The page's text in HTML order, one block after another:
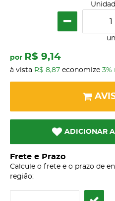
un
por R$ 9,14
à vista R$ 8,87 economize 3%
ADICIONAR
Frete e Prazo
Calcule o frete e o prazo de
região: